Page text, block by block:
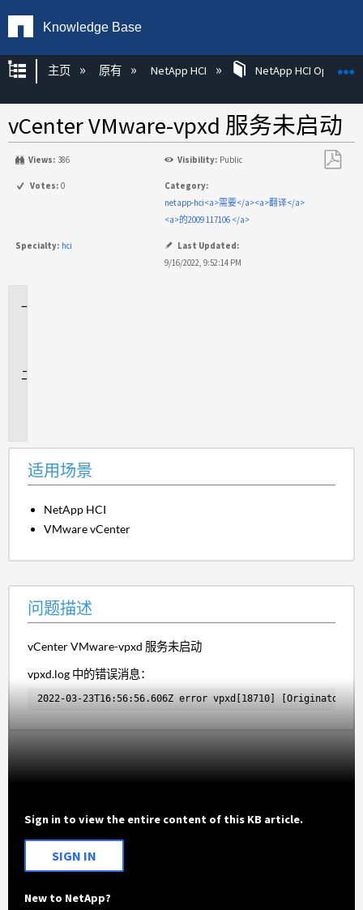
Knowledge Base
扩展/隐缩全局层次
主页 原有 NetApp HCI NetApp HCI
vCenter VMware-vpxd 服务未启动
Views: 386 Visibility: Public
Votes: 0
Category:
netapp-hci<a>需要</a><a>翻译</a>
<a>的2009 117106 </a>
Specialty: hci
Last Updated:
9/16/2022, 9:52:14 PM
适用场景
NetApp HCI
VMware vCenter
问题描述
vCenter VMware-vpxd 服务未启动
vpxd.log 中的错误消息：
2022-03-23T16:56:56.606Z error vpxd[18710]
Sign in to view the entire content of this KB article.
SIGN IN
New to NetApp?